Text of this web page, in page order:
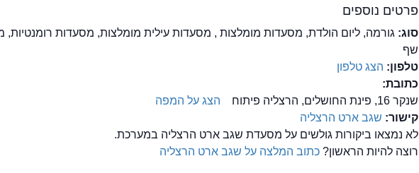
פרטים נוספים
סוג: גורמה, ליום הולדת, מסעדות מומלצות , מסעדות עילית מומלצות, מסעדות
שף
טלפון: הצג טלפון
כתובת:
שנקר 16, פינת החושלים, הרצליה פיתוח
הצג על המפה
קישור: שגב ארט הרצליה
לא נמצאו ביקורות גולשים על מסעדת שגב ארט הרצליה במערכת.
רוצה להיות הראשון?כתוב המלצה על שגב ארט הרצליה